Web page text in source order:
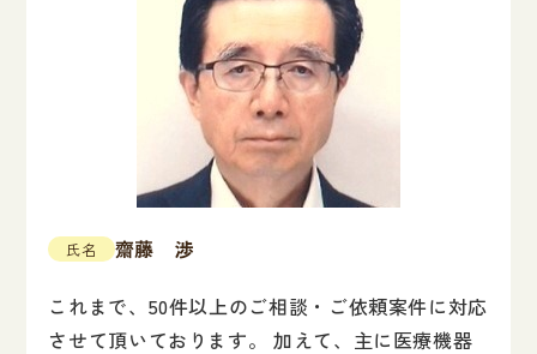
氏名
齋藤 渉
これまで、50件以上のご相談・ご依頼案件に対応
させて頂いております。 加えて、主に医療機器